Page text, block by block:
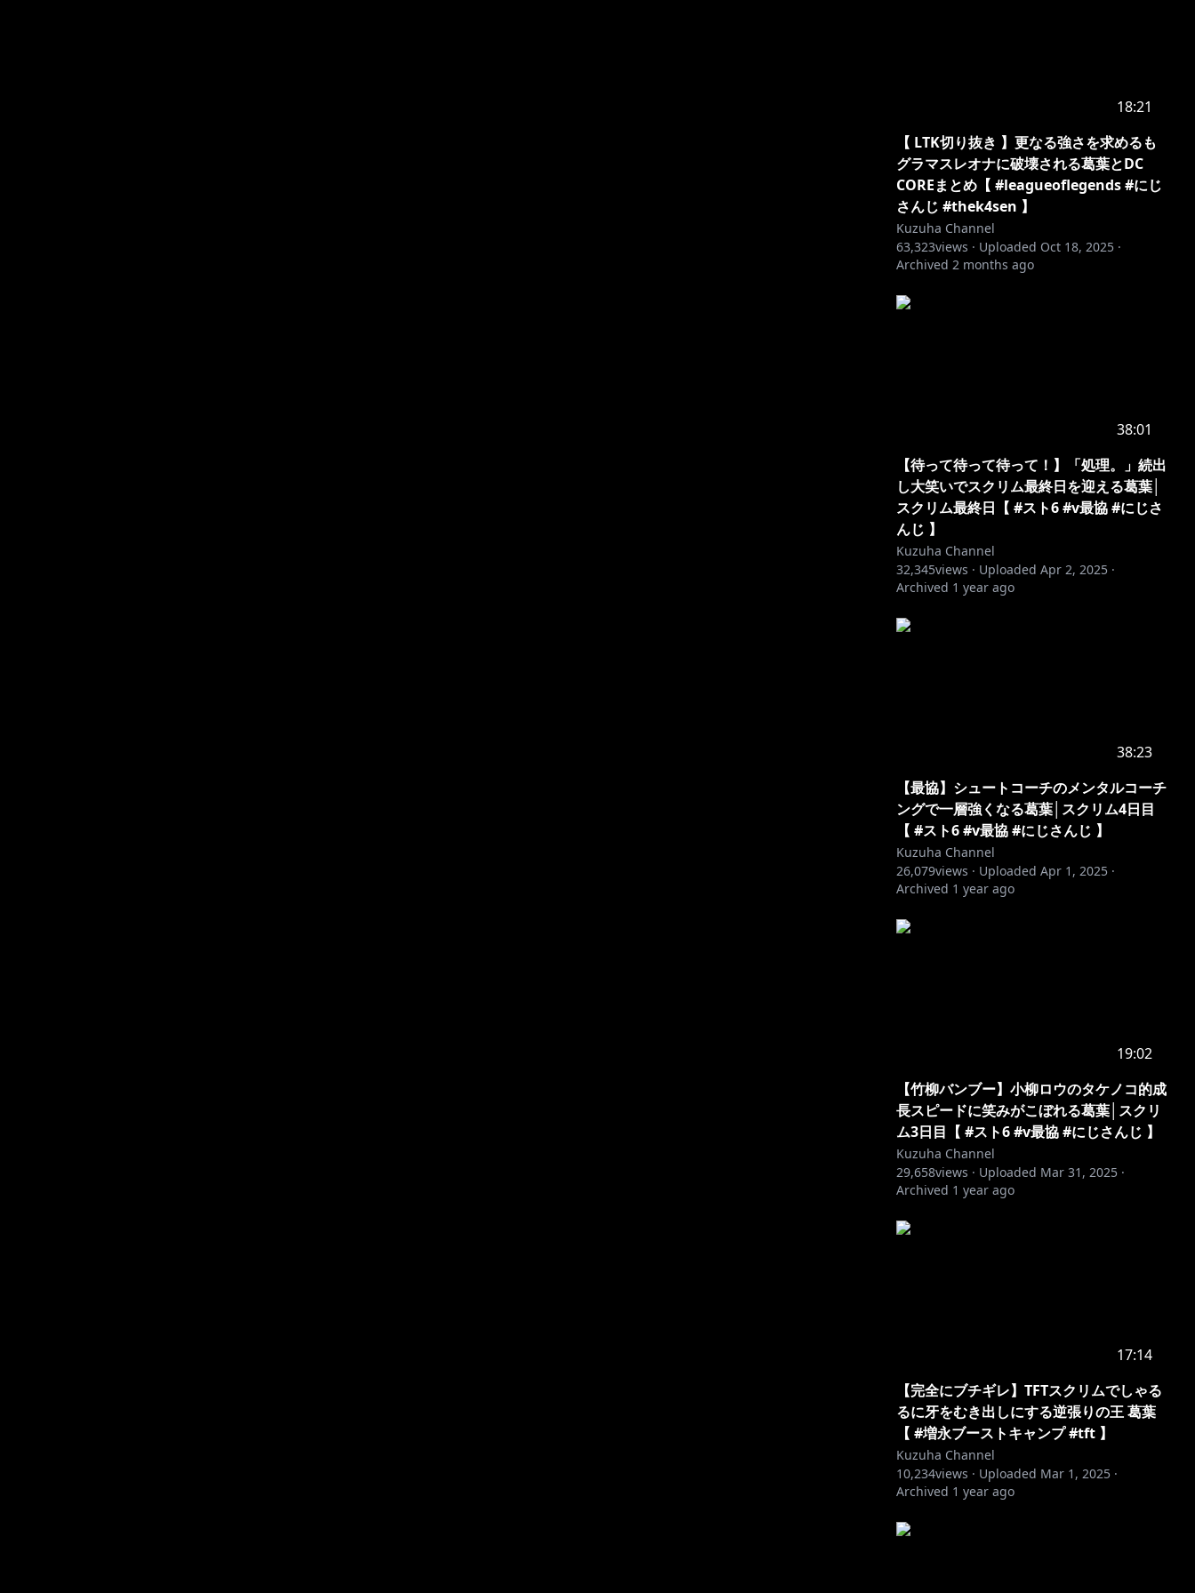
18:21
【 LTK切り抜き 】更なる強さを求めるも
グラマスレオナに破壊される葛葉とDC
COREまとめ【 #leagueoflegends #にじ
さんじ #thek4sen 】
Kuzuha Channel
63,323views · Uploaded Oct 18, 2025 ·
Archived 2 months ago
38:01
【待って待って待って！】「処理。」続出
し大笑いでスクリム最終日を迎える葛葉│
スクリム最終日【 #スト6 #v最協 #にじさ
んじ 】
Kuzuha Channel
32,345views · Uploaded Apr 2, 2025 ·
Archived 1 year ago
38:23
【最協】シュートコーチのメンタルコーチ
ングで一層強くなる葛葉│スクリム4日目
【 #スト6 #v最協 #にじさんじ 】
Kuzuha Channel
26,079views · Uploaded Apr 1, 2025 ·
Archived 1 year ago
19:02
【竹柳バンブー】小柳ロウのタケノコ的成
長スピードに笑みがこぼれる葛葉│スクリ
ム3日目【 #スト6 #v最協 #にじさんじ 】
Kuzuha Channel
29,658views · Uploaded Mar 31, 2025 ·
Archived 1 year ago
17:14
【完全にブチギレ】TFTスクリムでしゃる
るに牙をむき出しにする逆張りの王 葛葉
【 #増永ブーストキャンプ #tft 】
Kuzuha Channel
10,234views · Uploaded Mar 1, 2025 ·
Archived 1 year ago